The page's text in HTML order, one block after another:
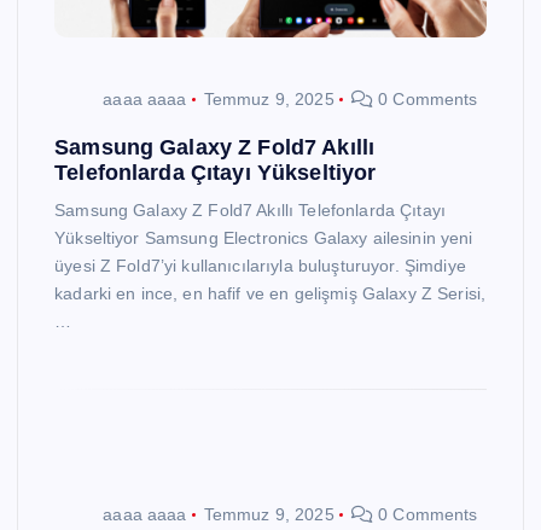
aaaa aaaa Temmuz 9, 2025 0 Comments
Samsung Galaxy Z Fold7 Akıllı
Telefonlarda Çıtayı Yükseltiyor
Samsung Galaxy Z Fold7 Akıllı Telefonlarda Çıtayı
Yükseltiyor Samsung Electronics Galaxy ailesinin yeni
üyesi Z Fold7’yi kullanıcılarıyla buluşturuyor. Şimdiye
kadarki en ince, en hafif ve en gelişmiş Galaxy Z Serisi,
aaaa aaaa Temmuz 9, 2025 0 Comments